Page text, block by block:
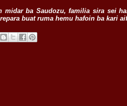
midar ba Saudozu, familia sira sei
buat ruma hemu hafoin ba kari